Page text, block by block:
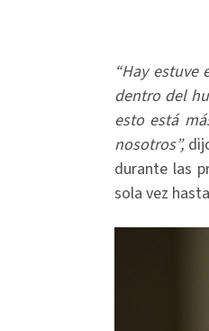
“Hay
dentro del
esto está
nosotros”,
durante las
sola vez